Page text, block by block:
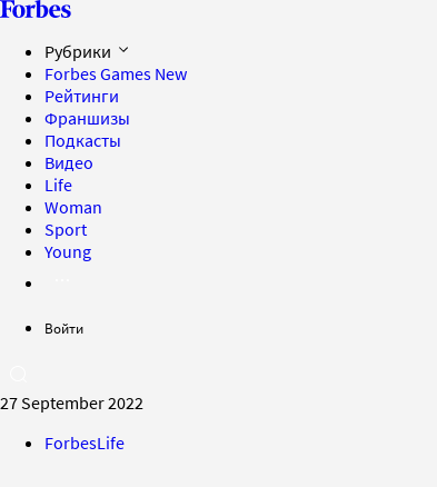
Рубрики
Forbes Games New
Рейтинги
Франшизы
Подкасты
Видео
Life
Woman
Sport
Young
Войти
27 September 2022
ForbesLife